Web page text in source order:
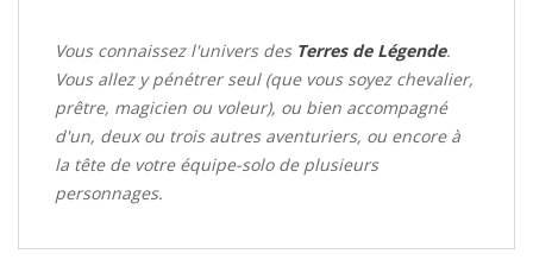
Vous connaissez l'univers des Terres de Légende.
Vous allez y pénétrer seul (que vous soyez chevalier,
prêtre, magicien ou voleur), ou bien accompagné
d'un, deux ou trois autres aventuriers, ou encore à
la tête de votre équipe-solo de plusieurs
personnages.